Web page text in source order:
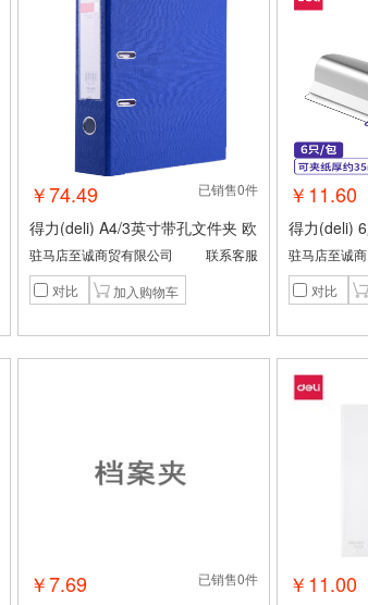
已销售0件
￥74.49
得力(deli) A4/3英寸带孔文件夹 欧
式快劳夹 6只装 5481蓝色
驻马店至诚商贸有限公司
联系客服
对比
￥11.60
得力(deli)
不锈钢票
件夹子 6只
驻马店至诚
对比
已销售0件
￥7.69 ￥11.00